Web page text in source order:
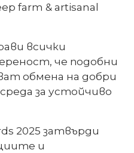
farm & artisanal
всички
че подобни
обмена на добри
за устойчиво
2025 затвърди
и